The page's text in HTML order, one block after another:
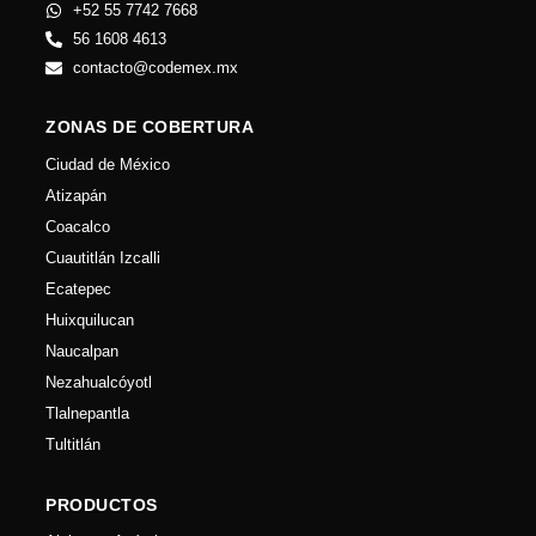
+52 55 7742 7668
56 1608 4613
contacto@codemex.mx
ZONAS DE COBERTURA
Ciudad de México
Atizapán
Coacalco
Cuautitlán Izcalli
Ecatepec
Huixquilucan
Naucalpan
Nezahualcóyotl
Tlalnepantla
Tultitlán
PRODUCTOS